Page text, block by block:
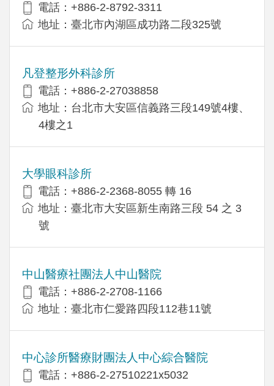
電話：+886-2-8792-3311
地址：臺北市內湖區成功路二段325號
凡登整形外科診所
電話：+886-2-27038858
地址：台北市大安區信義路三段149號4樓、
4樓之1
大學眼科診所
電話：+886-2-2368-8055 轉 16
地址：臺北市大安區新生南路三段 54 之 3
號
中山醫療社團法人中山醫院
電話：+886-2-2708-1166
地址：臺北市仁愛路四段112巷11號
中心診所醫療財團法人中心綜合醫院
電話：+886-2-27510221x5032